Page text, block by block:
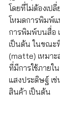
โดยที่ไม่ต้องเป
โหมดการพิมพ์
การพิมพ์บนสื่อ
เป็นต้น ในขณะ
(matte) เหมา
ที่มีการใช้ภายใ
แสงประดิษฐ์ เช่
สินค้า เป็นต้น